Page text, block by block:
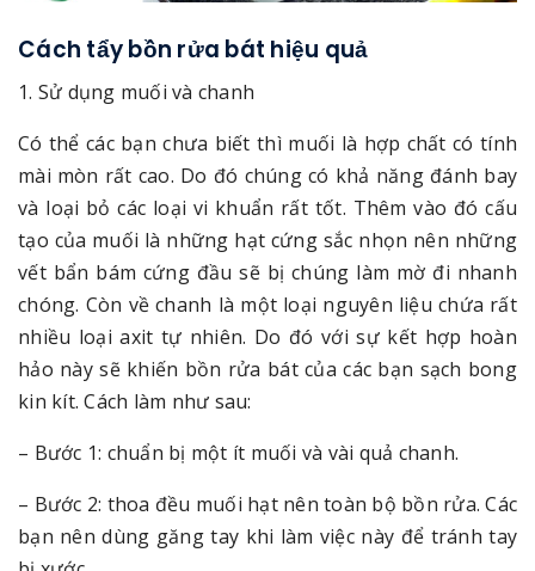
Cách tẩy bồn rửa bát hiệu quả
1. Sử dụng muối và chanh
Có thể các bạn chưa biết thì muối là hợp chất có tính
mài mòn rất cao. Do đó chúng có khả năng đánh bay
và loại bỏ các loại vi khuẩn rất tốt. Thêm vào đó cấu
tạo của muối là những hạt cứng sắc nhọn nên những
vết bẩn bám cứng đầu sẽ bị chúng làm mờ đi nhanh
chóng. Còn về chanh là một loại nguyên liệu chứa rất
nhiều loại axit tự nhiên. Do đó với sự kết hợp hoàn
hảo này sẽ khiến bồn rửa bát của các bạn sạch bong
kin kít. Cách làm như sau:
– Bước 1: chuẩn bị một ít muối và vài quả chanh.
– Bước 2: thoa đều muối hạt nên toàn bộ bồn rửa. Các
bạn nên dùng găng tay khi làm việc này để tránh tay